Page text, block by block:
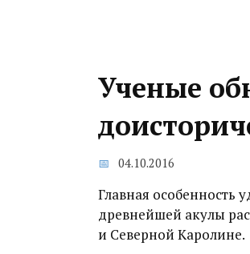
Ученые
04.10.2016
Главная особенность
древнейшей акулы
и Северной Каролине.